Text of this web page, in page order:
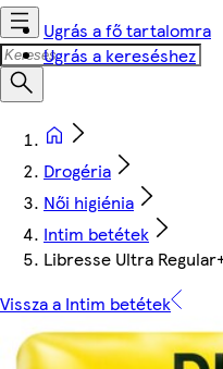
Ugrás a fő tartalomra
Ugrás a kereséshez
Drogéria
Női higiénia
Intim betétek
Libresse Ultra
Vissza a Intim betétek